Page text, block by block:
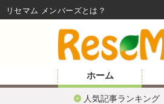
ホーム
人気記事ランキング
リセマム メンバーズ